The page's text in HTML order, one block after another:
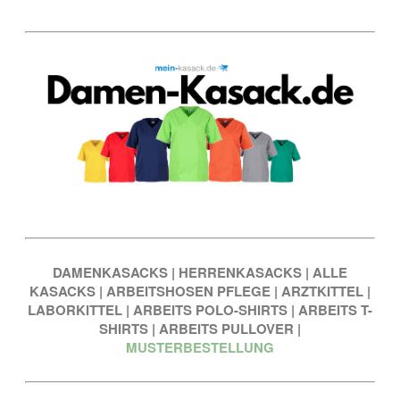
DAMENKASACKS | HERRENKASACKS | ALLE
KASACKS | ARBEITSHOSEN PFLEGE | ARZTKITTEL |
LABORKITTEL | ARBEITS POLO-SHIRTS | ARBEITS T-
SHIRTS | ARBEITS PULLOVER |
MUSTERBESTELLUNG